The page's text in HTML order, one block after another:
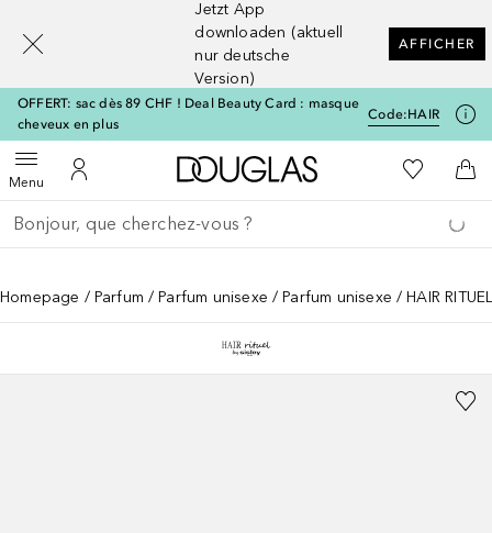
Jetzt App
downloaden (aktuell
nur deutsche
Version)
AFFICHER
OFFERT: sac dès 89 CHF ! Deal Beauty Card : masque
cheveux en plus
Code:HAIR
MenuOuvrir le menuVers Mon Compte
Vers l'accueil Douglas
Vers Ma
Retourner
Exécuter la recherche
Homepage Parfum Parfum unisexe Parfum unisexe HAIR
[navigation.slideout.screenreader]